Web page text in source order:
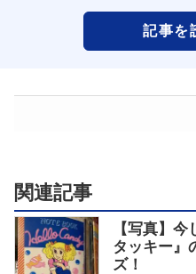
記事を
関連記事
【写真】
タッキー』
ズ！